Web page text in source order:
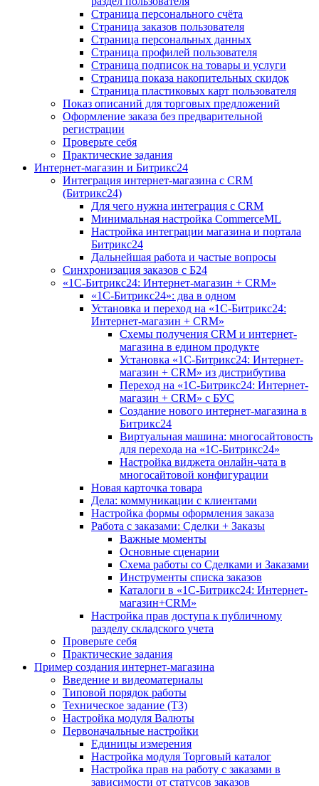
Страница персонального счёта
Страница заказов пользователя
Страница персональных данных
Страница профилей пользователя
Страница подписок на товары и услуги
Страница показа накопительных скидок
Страница пластиковых карт пользователя
Показ описаний для торговых предложений
Оформление заказа без предварительной
регистрации
Проверьте себя
Практические задания
Интернет-магазин и Битрикс24
Интеграция интернет-магазина с CRM
(Битрикс24)
Для чего нужна интеграция с CRM
Минимальная настройка CommerceML
Настройка интеграции магазина и портала
Битрикс24
Дальнейшая работа и частые вопросы
Синхронизация заказов с Б24
«1С-Битрикс24: Интернет-магазин + CRM»
«1С-Битрикс24»: два в одном
Установка и переход на «1С-Битрикс24:
Интернет-магазин + CRM»
Схемы получения CRM и интернет-
магазина в едином продукте
Установка «1С-Битрикс24: Интернет-
магазин + CRM» из дистрибутива
Переход на «1С-Битрикс24: Интернет-
магазин + CRM» с БУС
Создание нового интернет-магазина в
Битрикс24
Виртуальная машина: многосайтовость
для перехода на «1С-Битрикс24»
Настройка виджета онлайн-чата в
многосайтовой конфигурации
Новая карточка товара
Дела: коммуникации с клиентами
Настройка формы оформления заказа
Работа с заказами: Сделки + Заказы
Важные моменты
Основные сценарии
Схема работы со Сделками и Заказами
Инструменты списка заказов
Каталоги в «1С-Битрикс24: Интернет-
магазин+CRM»
Настройка прав доступа к публичному
разделу складского учета
Проверьте себя
Практические задания
Пример создания интернет-магазина
Введение и видеоматериалы
Типовой порядок работы
Техническое задание (ТЗ)
Настройка модуля Валюты
Первоначальные настройки
Единицы измерения
Настройка модуля Торговый каталог
Настройка прав на работу с заказами в
зависимости от статусов заказов